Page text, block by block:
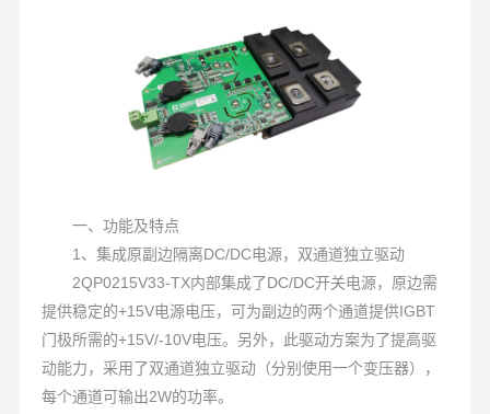
一、功能及特点
1、集成原副边隔离DC/DC电源，双通道独立驱动
2QP0215V33-TX内部集成了DC/DC开关电源，原边需
提供稳定的+15V电源电压，可为副边的两个通道提供IGBT
门极所需的+15V/-10V电压。另外，此驱动方案为了提高驱
动能力，采用了双通道独立驱动（分别使用一个变压器），
每个通道可输出2W的功率。